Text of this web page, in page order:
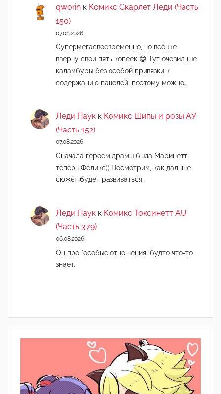
qworin к Комикс Скарлет Леди (Часть
150)
07.08.2026
Супермегасвоевременно, но всё же
вверну свои пять копеек 😁 Тут очевидные
каламбуры без особой привязки к
содержанию панелей, поэтому можно…
Леди Паук к Комикс Шипы и розы АУ
(Часть 152)
07.08.2026
Сначала героем драмы была Маринетт,
теперь Феликс)) Посмотрим, как дальше
сюжет будет развиваться.
Леди Паук к Комикс Токсинетт AU
(Часть 379)
06.08.2026
Он про "особые отношения" будто что-то
знает.